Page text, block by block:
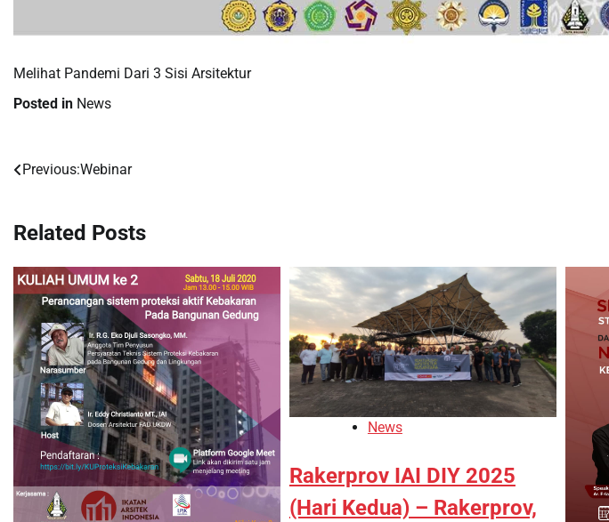
Melihat Pandemi Dari 3 Sisi Arsitektur
Posted in News
Post
Previous:Webinar
Related Posts
News
Rakerprov IAI DIY 2025
(Hari Kedua) – Rakerprov,